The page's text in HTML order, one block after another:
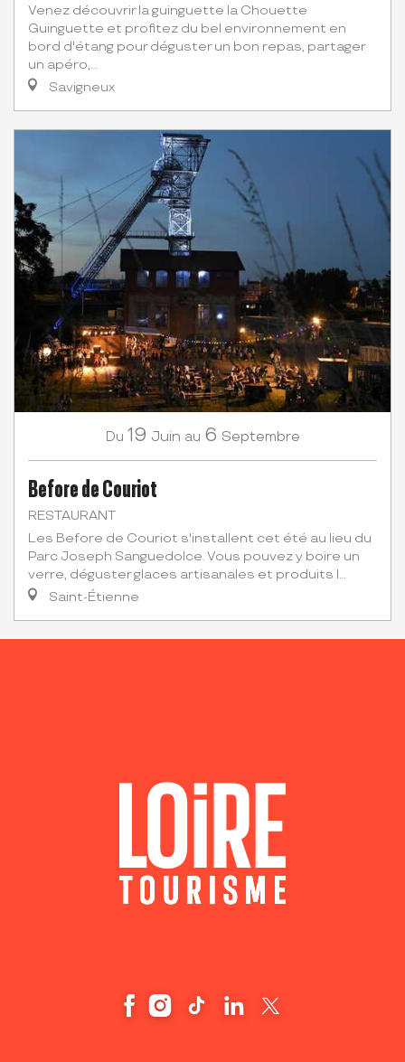
Venez découvrir la guinguette la Chouette
Guinguette et profitez du bel environnement en
bord d'étang pour déguster un bon repas, partager
un apéro,...
Savigneux
Du 19 Juin au 6 Septembre
Before de Couriot
RESTAURANT
Les Before de Couriot s'installent cet été au lieu du
Parc Joseph Sanguedolce. Vous pouvez y boire un
verre, déguster glaces artisanales et produits l...
Saint-Étienne